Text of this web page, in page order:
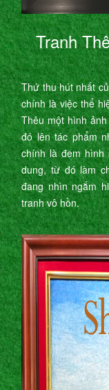
Tranh
Thứ thu hút nhất
chính là việc thể
Thêu một hình
đó lên tác phẩm
chính là đem hình
dung, từ đó làm
đang nhìn ngắm
tranh vô hồn.